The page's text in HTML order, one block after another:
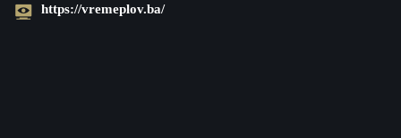
https://vremeplov.ba/